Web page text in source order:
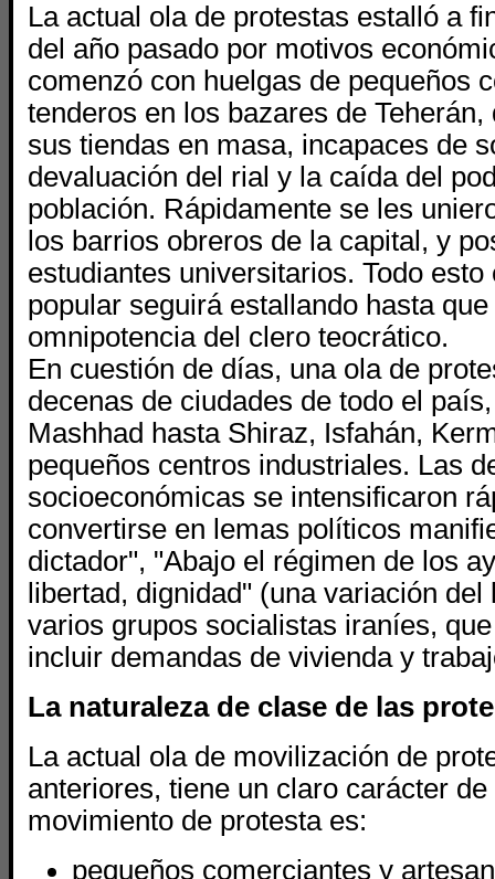
La actual ola de protestas estalló a
del año pasado por motivos
comenzó con huelgas de pequeños
tenderos en los bazares de
sus tiendas en masa, incapaces de
devaluación del rial y la caída del
población. Rápidamente se les
los barrios obreros de la capital, y
estudiantes universitarios. Todo
popular seguirá estallando hasta
omnipotencia del clero teocrático.
En cuestión de días, una ola de
decenas de ciudades de todo el
Mashhad hasta Shiraz, Isfahán,
pequeños centros industriales. Las
socioeconómicas se intensificaron
convertirse en lemas políticos
dictador", "Abajo el régimen de los
libertad, dignidad" (una variación
varios grupos socialistas iraníes,
incluir demandas de vivienda y
La naturaleza de clase de las
La actual ola de movilización de
anteriores, tiene un claro carácter
movimiento de protesta es:
pequeños comerciantes y